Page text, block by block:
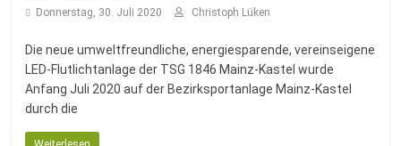
Donnerstag, 30. Juli 2020 Christoph Lüken
Die neue umweltfreundliche, energiesparende, vereinseigene
LED-Flutlichtanlage der TSG 1846 Mainz-Kastel wurde
Anfang Juli 2020 auf der Bezirksportanlage Mainz-Kastel
durch die